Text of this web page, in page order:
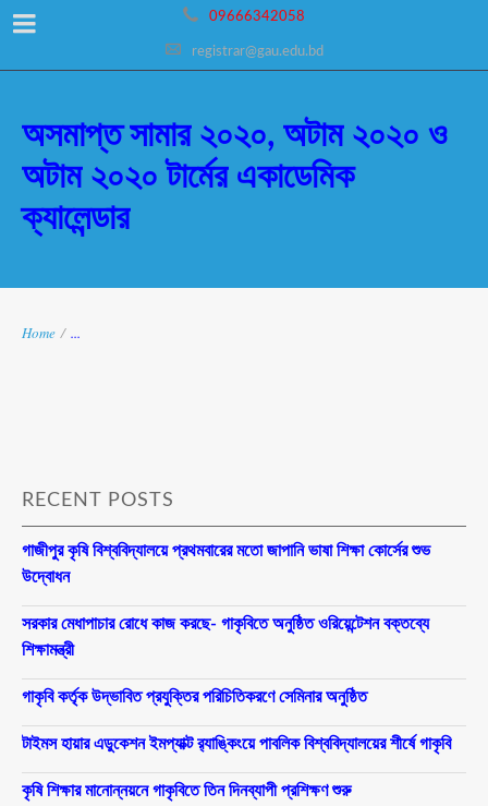
09666342058
registrar@gau.edu.bd
অসমাপ্ত সামার ২০২০, অটাম ২০২০ ও
অটাম ২০২০ টার্মের একাডেমিক
ক্যালেন্ডার
Home / ...
RECENT POSTS
গাজীপুর কৃষি বিশ্ববিদ্যালয়ে প্রথমবারের মতো জাপানি ভাষা শিক্ষা কোর্সের শুভ
উদ্বোধন
সরকার মেধাপাচার রোধে কাজ করছে- গাকৃবিতে অনুষ্ঠিত ওরিয়েন্টেশন বক্তব্যে
শিক্ষামন্ত্রী
গাকৃবি কর্তৃক উদ্ভাবিত প্রযুক্তির পরিচিতিকরণে সেমিনার অনুষ্ঠিত
টাইমস হায়ার এডুকেশন ইমপ্যাক্ট র‍্যাঙ্কিংয়ে পাবলিক বিশ্ববিদ্যালয়ের শীর্ষে গাকৃবি
কৃষি শিক্ষার মানোন্নয়নে গাকৃবিতে তিন দিনব্যাপী প্রশিক্ষণ শুরু